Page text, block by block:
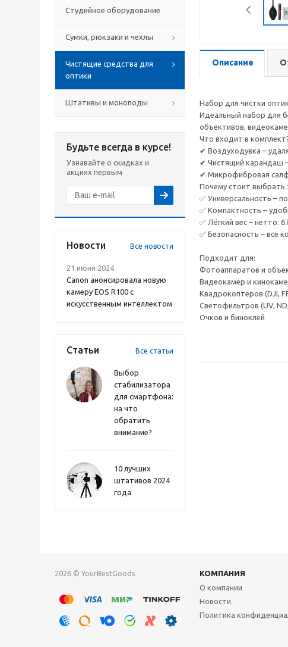
Студийное оборудование
Сумки, рюкзаки и чехлы
Чистящие средства для
оптики
Штативы и моноподы
Будьте всегда в курсе!
Узнавайте о скидках и
акциях первым
Новости Все новости
21 июня 2024
Canon анонсировала новую
камеру EOS R100 с
искусственным интеллектом
Статьи Все статьи
Выбор
стабилизатора
для смартфона:
на что
обратить
внимание?
10 лучших
штативов 2024
года
Описание
Набор для чистки
Идеальный набор для
объективов,
Что входит в
✔ Воздуходувка –
✔ Чистящий карандаш –
✔ Микрофибровая
Почему стоит выбрать
✅ Универсальность –
✅ Компактность –
✅ Лёгкий вес – нетто:
✅ Безопасность – все
Подходит для:
Фотоаппаратов и
Видеокамер и
Квадрокоптеров (DJI,
Светофильтров (UV,
Очков и биноклей
2026 © YourBestGoods КОМПАНИЯ
О компании
Новости
Политика